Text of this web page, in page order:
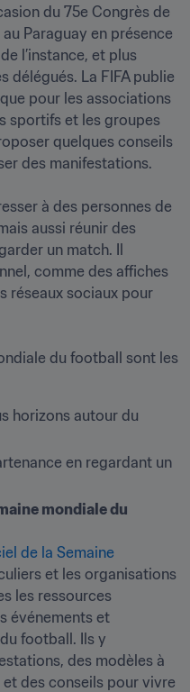
du 75e Congrès de
au Paraguay en présence
l’instance, et plus
délégués. La FIFA publie
pour les associations
sportifs et les groupes
quelques conseils
des manifestations.
à des personnes de
aussi réunir des
un match. Il
comme des affiches
réseaux sociaux pour
du football sont les
horizons autour du
en regardant un
mondiale du
de la Semaine
et les organisations
les ressources
événements et
football. Ils y
des modèles à
des conseils pour vivre